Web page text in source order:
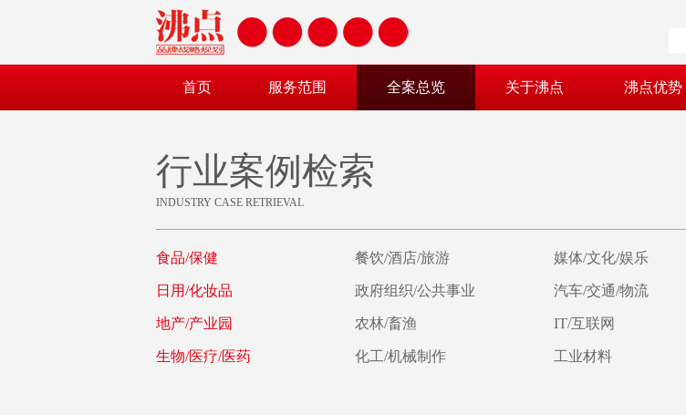
首页 服务范围 全案总览 关于沸点 沸点优势
行业案例检索
INDUSTRY CASE RETRIEVAL
食品/保健 餐饮/酒店/旅游 媒体/文化/娱乐
日用/化妆品 政府组织/公共事业 汽车/交通/物流
地产/产业园 农林/畜渔 IT/互联网
生物/医疗/医药 化工/机械制作 工业材料